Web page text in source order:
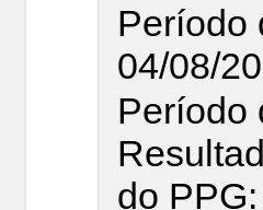
Período
04/08/
Período
do